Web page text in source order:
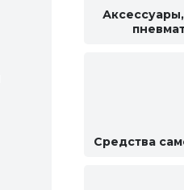
Средства